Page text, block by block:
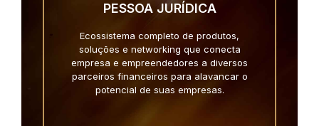
PESSOA JURÍDICA
Ecossistema completo de produtos,
soluções e networking que conecta
empresa e empreendedores a diversos
parceiros financeiros para alavancar o
potencial de suas empresas.